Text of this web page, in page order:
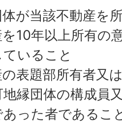
が当該不動産を
10年以上所有の
いること
表題部所有者又
縁団体の構成員
あった者であるこ